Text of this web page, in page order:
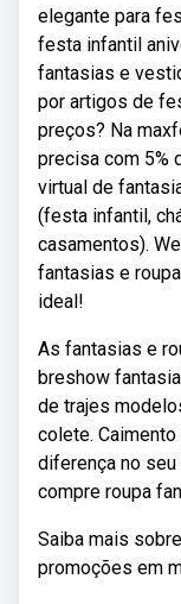
elegante para
festa infantil
fantasias e
por artigos de
preços? Na
precisa com 5%
virtual de
(festa infantil,
casamentos).
fantasias e
ideal!
As fantasias e
breshow
de trajes
colete.
diferença no
compre roupa
Saiba mais
promoções em